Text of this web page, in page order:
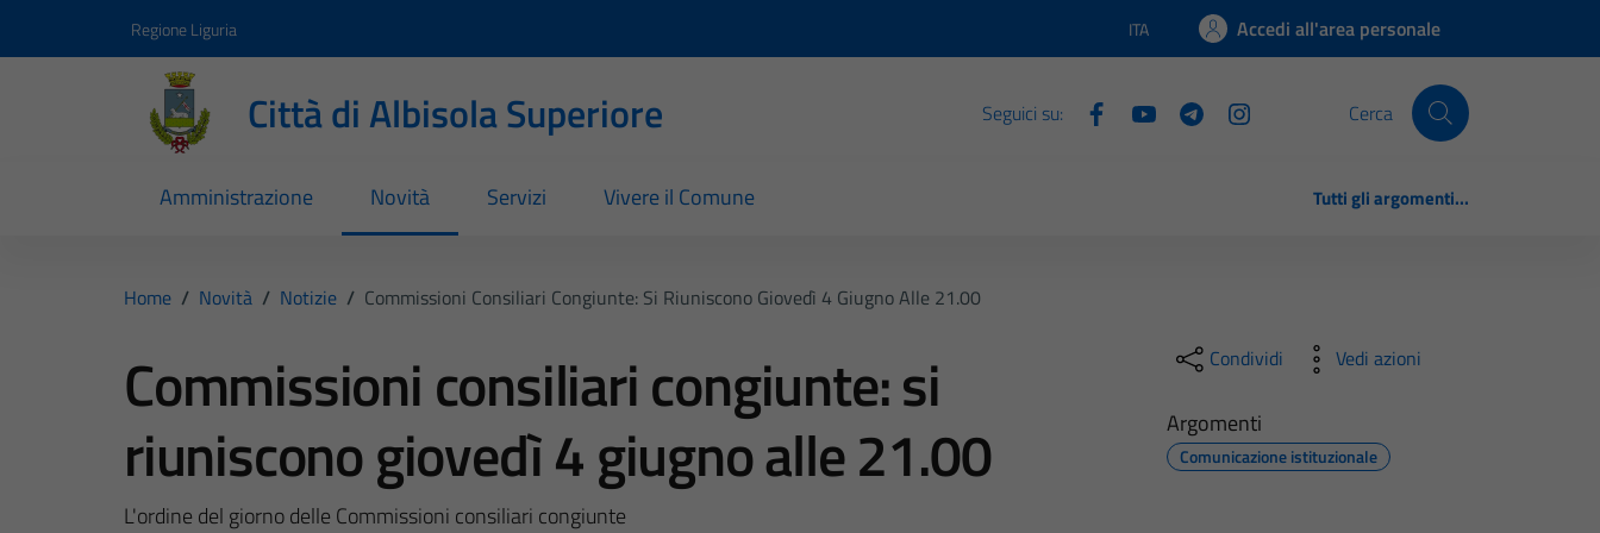
Regione Liguria Lingua attiva:
ITA Accedi all'area personale
Città di Albisola Superiore Seguici su: Cerca
Amministrazione Novità Servizi Vivere il Comune Tutti gli argomenti...
Home / Novità / Notizie / Commissioni Consiliari Congiunte: Si Riuniscono Giovedì 4 Giugno Alle 21.00
Commissioni consiliari congiunte: si
riuniscono giovedì 4 giugno alle 21.00
L'ordine del giorno delle Commissioni consiliari congiunte
Condividi Vedi azioni
Argomenti
Comunicazione istituzionale